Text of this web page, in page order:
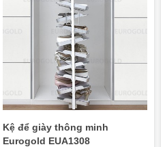
Kệ để giày thông minh
Eurogold EUA1308